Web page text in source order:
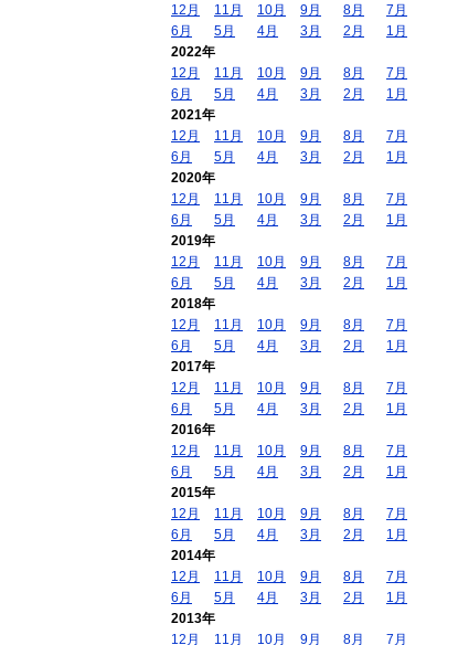
12月
11月 10月 9月 8月
7月
6月
5月 4月 3月 2月
1月
2022年
12月
11月 10月 9月 8月
7月
6月
5月 4月 3月 2月
1月
2021年
12月
11月 10月 9月 8月
7月
6月
5月 4月 3月 2月
1月
2020年
12月
11月 10月 9月 8月
7月
6月
5月 4月 3月 2月
1月
2019年
12月
11月 10月 9月 8月
7月
6月
5月 4月 3月 2月
1月
2018年
12月
11月 10月 9月 8月
7月
6月
5月 4月 3月 2月
1月
2017年
12月
11月 10月 9月 8月
7月
6月
5月 4月 3月 2月
1月
2016年
12月
11月 10月 9月 8月
7月
6月
5月 4月 3月 2月
1月
2015年
12月
11月 10月 9月 8月
7月
6月
5月 4月 3月 2月
1月
2014年
12月
11月 10月 9月 8月
7月
6月
5月 4月 3月 2月
1月
2013年
12月
11月 10月 9月 8月 7月